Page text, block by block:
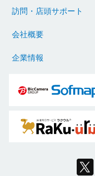
訪問・店頭サポート
会社概要
企業情報